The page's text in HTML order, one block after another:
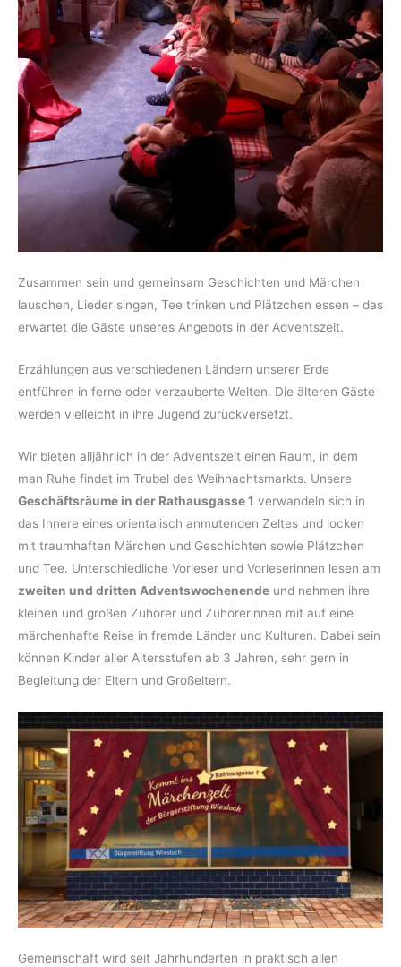
Zusammen sein und gemeinsam Geschichten und Märchen
lauschen, Lieder singen, Tee trinken und Plätzchen essen – das
erwartet die Gäste unseres Angebots in der Adventszeit.
Erzählungen aus verschiedenen Ländern unserer Erde
entführen in ferne oder verzauberte Welten. Die älteren Gäste
werden vielleicht in ihre Jugend zurückversetzt.
Wir bieten alljährlich in der Adventszeit einen Raum, in dem
man Ruhe findet im Trubel des Weihnachtsmarkts. Unsere
Geschäftsräume in der Rathausgasse 1 verwandeln sich in
das Innere eines orientalisch anmutenden Zeltes und locken
mit traumhaften Märchen und Geschichten sowie Plätzchen
und Tee. Unterschiedliche Vorleser und Vorleserinnen lesen am
zweiten und dritten Adventswochenende und nehmen ihre
kleinen und großen Zuhörer und Zuhörerinnen mit auf eine
märchenhafte Reise in fremde Länder und Kulturen. Dabei sein
können Kinder aller Altersstufen ab 3 Jahren, sehr gern in
Begleitung der Eltern und Großeltern.
Gemeinschaft wird seit Jahrhunderten in praktisch allen